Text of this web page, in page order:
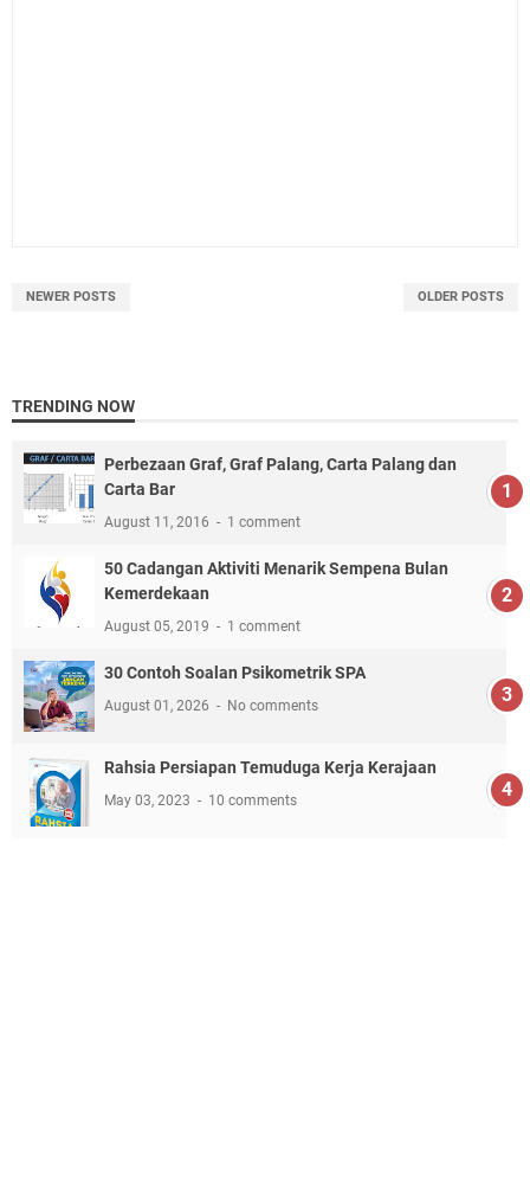
NEWER POSTS OLDER POSTS
TRENDING NOW
Perbezaan Graf, Graf Palang, Carta Palang dan
Carta Bar
August 11, 2016 1 comment
50 Cadangan Aktiviti Menarik Sempena Bulan
Kemerdekaan
August 05, 2019 1 comment
30 Contoh Soalan Psikometrik SPA
August 01, 2026 No comments
Rahsia Persiapan Temuduga Kerja Kerajaan
May 03, 2023 10 comments